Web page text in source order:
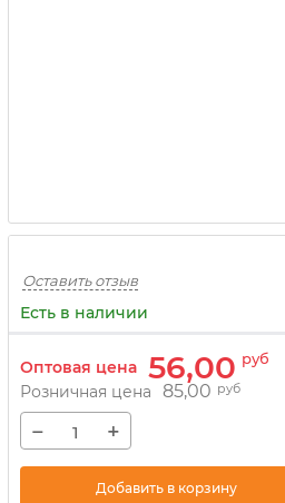
Оставить отзыв
Есть в наличии
Оптовая цена 56,00 руб
Розничная цена 85,00 руб
− +
Добавить в корзину